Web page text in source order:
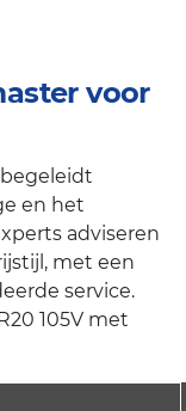
voor
en het
adviseren
met een
service.
105V met